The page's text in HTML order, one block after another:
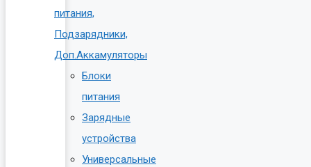
питания,
Подзарядники,
Доп.Аккамуляторы
Блоки
питания
Зарядные
устройства
Универсальные